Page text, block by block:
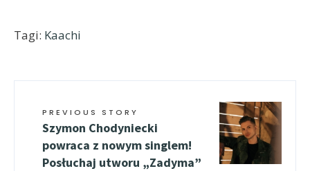
Tagi: Kaachi
PREVIOUS STORY
Szymon Chodyniecki
powraca z nowym singlem!
Posłuchaj utworu „Zadyma”